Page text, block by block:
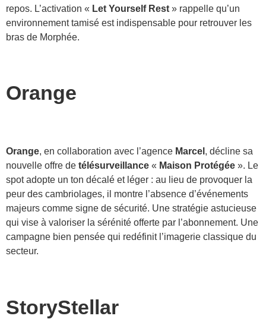
repos. L’activation « Let Yourself Rest » rappelle qu’un
environnement tamisé est indispensable pour retrouver les
bras de Morphée.
Orange
Orange, en collaboration avec l’agence Marcel , décline sa
nouvelle offre de télésurveillance « Maison Protégée ». Le
spot adopte un ton décalé et léger : au lieu de provoquer la
peur des cambriolages, il montre l’absence d’événements
majeurs comme signe de sécurité. Une stratégie astucieuse
qui vise à valoriser la sérénité offerte par l’abonnement. Une
campagne bien pensée qui redéfinit l’imagerie classique du
secteur.
StoryStellar